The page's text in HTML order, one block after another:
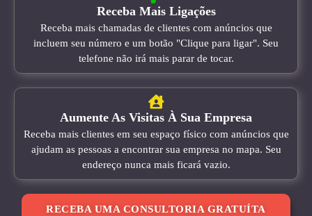
Receba Mais Ligações
Receba mais chamadas de clientes com anúncios que
incluem seu número e um botão "Clique para ligar". Seu
telefone não irá mais parar de tocar.
Aumente As Visitas À Sua Empresa
Receba mais clientes em seu espaço físico com anúncios que
ajudam as pessoas a encontrar sua empresa no mapa. Seu
endereço nunca mais ficará vazio.
RECEBA UMA CONSULTORIA GRATUÍTA